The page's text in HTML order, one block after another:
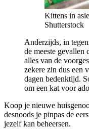
Kittens in
Shutterstock
Anderzijds, in
de meeste gevallen
alles van de
zekere zin dus een
dagen bedenktijd.
om een kat voor
Koop je nieuwe
desnoods je pinpas de
jezelf kan beheersen.